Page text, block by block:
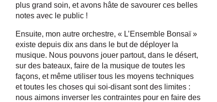
plus grand soin, et avons hâte de savourer ces belles
notes avec le public !
Ensuite, mon autre orchestre, « L’Ensemble Bonsaï »
existe depuis dix ans dans le but de déployer la
musique. Nous pouvons jouer partout, dans le désert,
sur des bateaux, faire de la musique de toutes les
façons, et même utiliser tous les moyens techniques
et toutes les choses qui soi-disant sont des limites :
nous aimons inverser les contraintes pour en faire des